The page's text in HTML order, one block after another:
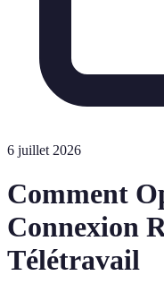
6 juillet 2026
Comment
Connexion
Télétravail